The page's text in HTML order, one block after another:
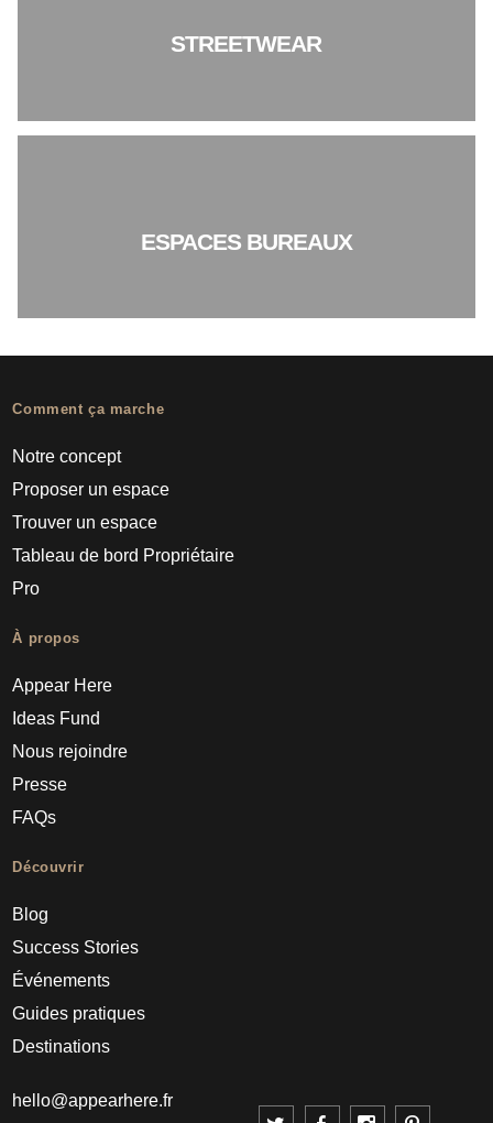
STREETWEAR
ESPACES BUREAUX
Comment ça marche
Notre concept
Proposer un espace
Trouver un espace
Tableau de bord Propriétaire
Pro
À propos
Appear Here
Ideas Fund
Nous rejoindre
Presse
FAQs
Découvrir
Blog
Success Stories
Événements
Guides pratiques
Destinations
hello@appearhere.fr